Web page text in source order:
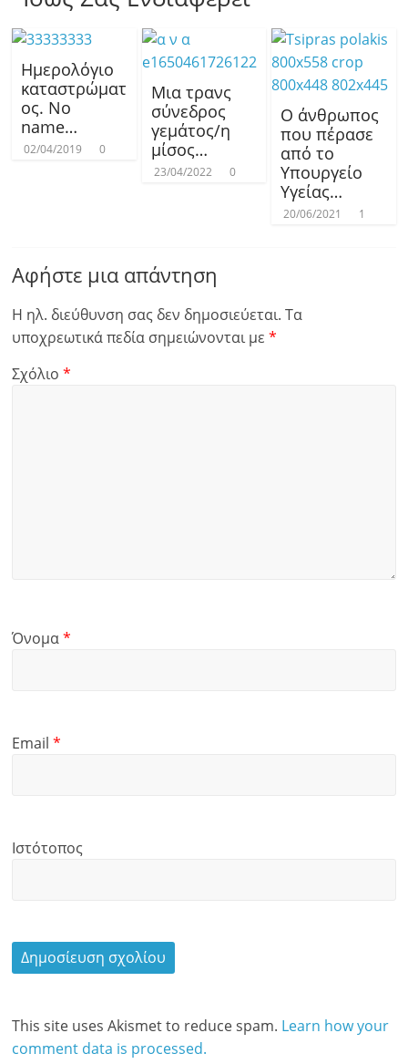
Ημερολόγιο
καταστρώματ
ος. No
name…
02/04/2019 0
Μια τρανς
σύνεδρος
γεμάτος/η
μίσος…
23/04/2022 0
Ο άνθρωπος
που πέρασε
από το
Υπουργείο
Υγείας…
20/06/2021 1
Αφήστε μια απάντηση
Η ηλ. διεύθυνση σας δεν δημοσιεύεται. Τα
υποχρεωτικά πεδία σημειώνονται με*
Σχόλιο*
Όνομα*
Email*
Ιστότοπος
This site uses Akismet to reduce spam. Learn how your
comment data is processed.